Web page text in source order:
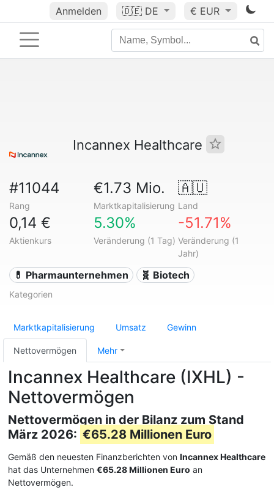
Anmelden 🇩🇪 DE € EUR
Incannex Healthcare
#11044
Rang
€1.73 Mio.
Marktkapitalisierung
🇦🇺
Land
0,14 €
Aktienkurs
5.30%
Veränderung (1 Tag)
-51.71%
Veränderung (1
Jahr)
💊 Pharmaunternehmen 🧬 Biotech
Kategorien
Marktkapitalisierung Umsatz Gewinn
Nettovermögen Mehr
Incannex Healthcare (IXHL) -
Nettovermögen
Nettovermögen in der Bilanz zum Stand
März 2026: €65.28 Millionen Euro
Gemäß den neuesten Finanzberichten von Incannex Healthcare
hat das Unternehmen €65.28 Millionen Euro an
Nettovermögen.